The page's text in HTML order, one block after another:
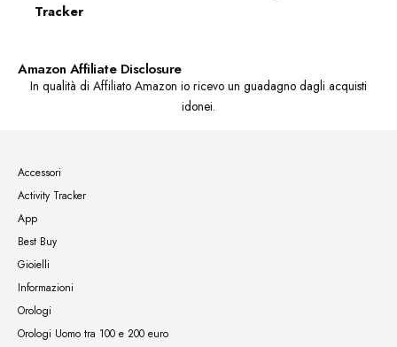
Tracker
Amazon Affiliate Disclosure
In qualità di Affiliato Amazon io ricevo un guadagno dagli acquisti
idonei.
Accessori
Activity Tracker
App
Best Buy
Gioielli
Informazioni
Orologi
Orologi Uomo tra 100 e 200 euro